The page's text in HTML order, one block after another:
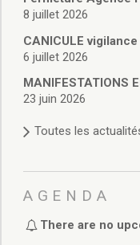
Actes
Budget de
Budget
Conseils
Règlement
8 juillet 2026
CANICULE
6 juillet 2026
MANIFESTATIONS
23 juin 2026
Toutes les
AGENDA
There are no